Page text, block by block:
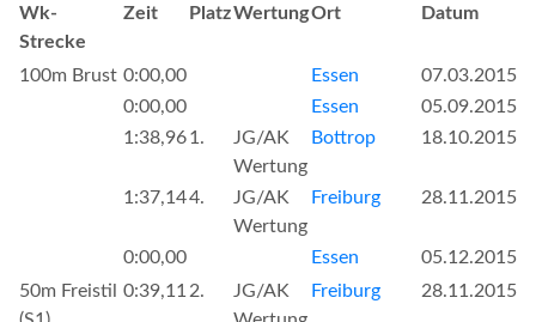
Wk-
Strecke
Zeit PlatzWertungOrt Datum
100m Brust 0:00,00 Essen
07.03.2015
0:00,00
Essen
05.09.2015
1:38,961.
JG/AK
Wertung
Bottrop 18.10.2015
1:37,144.
JG/AK
Wertung
Freiburg 28.11.2015
0:00,00 Essen
05.12.2015
50m Freistil
0:39,11 2.
JG/AK
Freiburg 28.11.2015